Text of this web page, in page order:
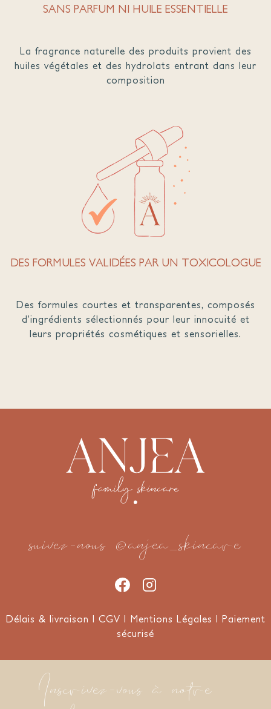
SANS PARFUM NI HUILE ESSENTIELLE
La fragrance naturelle des produits provient des
huiles végétales et des hydrolats entrant dans leur
composition
DES FORMULES VALIDÉES PAR UN TOXICOLOGUE
Des formules courtes et transparentes, composés
d’ingrédients sélectionnés pour leur innocuité et
leurs propriétés cosmétiques et sensorielles.
suivez-nous@anjea_skincare
Délais & livraison CGV Mentions Légales
Paiement
sécurisé
Inscrivez-vous à notre